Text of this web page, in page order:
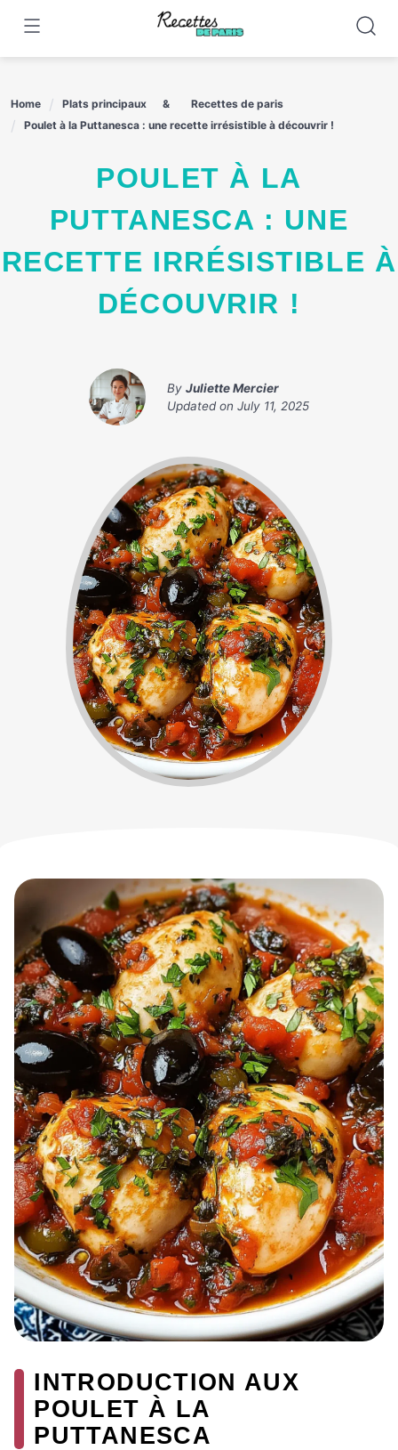
content
Home Plats principaux
Recettes de paris
Poulet à la Puttanesca : une recette irrésistible à découvrir !
POULET À LA
PUTTANESCA : UNE
RECETTE IRRÉSISTIBLE À
DÉCOUVRIR !
By Juliette Mercier
Updated on July 11, 2025
INTRODUCTION AUX
POULET À LA
PUTTANESCA